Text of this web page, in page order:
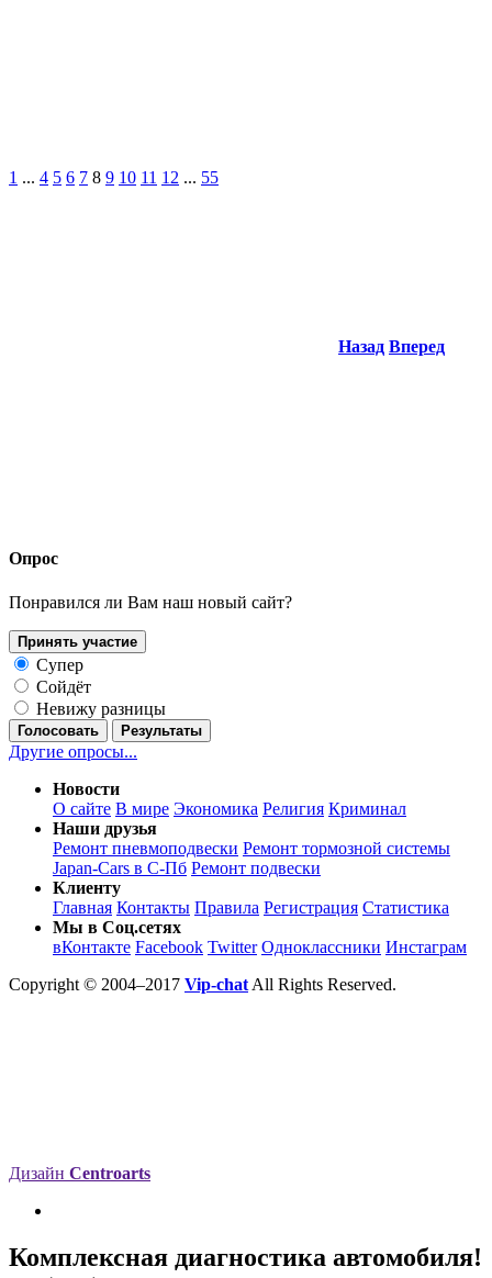
1 ... 4 5 6 7 8 9 10 11 12 ... 55
Назад Вперед
Опрос
Понравился ли Вам наш новый сайт?
Принять участие
Супер
Сойдёт
Невижу разницы
Голосовать Результаты
Другие опросы...
Новости
О сайте В мире Экономика Религия Криминал
Наши друзья
Ремонт пневмоподвески Ремонт тормозной системы
Japan-Cars в С-Пб Ремонт подвески
Клиенту
Главная Контакты Правила Регистрация Статистика
Мы в Соц.сетях
вКонтакте Facebook Twitter Одноклассники Инстаграм
Copyright © 2004–2017 Vip-chat All Rights Reserved.
Дизайн Centroarts
Комплексная диагностика автомобиля!